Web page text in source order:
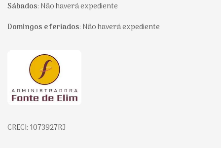
Sábados: Não haverá expediente
Domingos e feriados: Não haverá expediente
Página inicial
CRECI: 1073927RJ